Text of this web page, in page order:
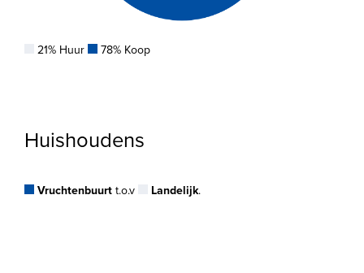
21% Huur 78% Koop
Huishoudens
Vruchtenbuurt t.o.v Landelijk.